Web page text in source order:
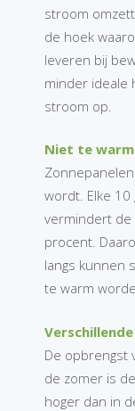
stroom
de hoek
leveren bij
minder ideale
stroom op.
Niet te warm
wordt. Elke
vermindert
procent.
langs kunnen
te warm
De opbrengst
de zomer is
hoger dan in